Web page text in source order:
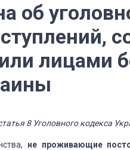
об
лицами
8 Уголовного кодекса
не проживающие